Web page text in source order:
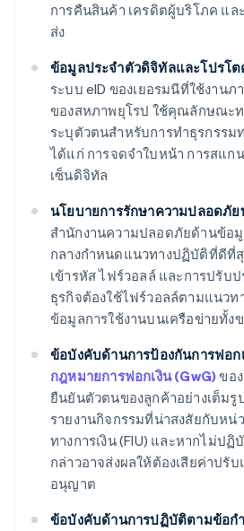
การคืนสินค้า เครดิตผู้บริโภค แล
ส่ง
ข้อมูลประจำตัวดิจิทัลและโปรโ
ระบบ eID ของเยอรมนีที่ใช้งานภ
ของสหภาพยุโรป ใช้คุณลักษณะท
ระบุตัวตนสำหรับการทำธุรกรรม
ได้แก่ การจดจำใบหน้า การสแก
เซ็นดิจิทัล
นโยบายการรักษาความปลอดภัย
สำนักงานความปลอดภัยด้านข้อมู
กลางกำหนดแนวทางปฏิบัติที่ดีที่
เข้ารหัส ไฟร์วอลล์ และการปรับ
ธุรกิจต้องใช้ไฟร์วอลล์ตามแนวทา
ข้อมูลการใช้งานบนเครือข่ายทั้ง
ข้อบังคับด้านการป้องกันการฟอก
กฎหมายการฟอกเงิน (GwG)ขอ
ยืนยันตัวตนของลูกค้าอย่างเต็ม
รายงานกิจกรรมที่น่าสงสัยกับหน่
ทางการเงิน (FIU) และหากไม่ป
กล่าวอาจส่งผลให้ต้องเสียค่าปรั
อนุญาต
ข้อบังคับด้านการปฏิบัติตามข้อก